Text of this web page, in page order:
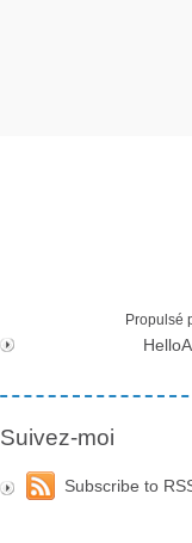
Propulsé
Suivez-moi
Subscribe to